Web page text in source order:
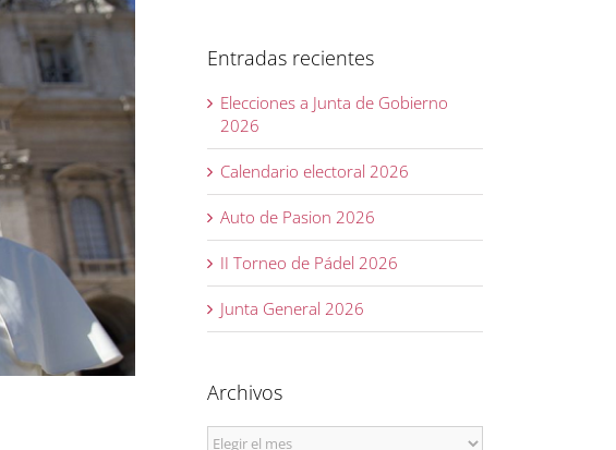
Entradas recientes
Elecciones a Junta de Gobierno
2026
Calendario electoral 2026
Auto de Pasion 2026
II Torneo de Pádel 2026
Junta General 2026
Archivos
Archivos